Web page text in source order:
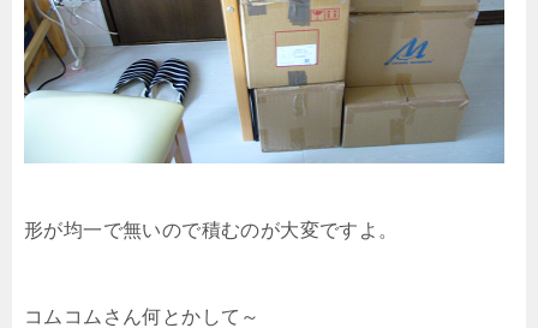
形が均一で無いので積むのが大変ですよ。
コムコムさん何とかして～